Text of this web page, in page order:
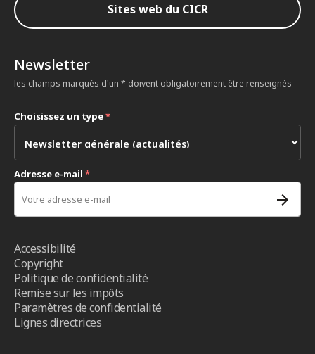
Sites web du CICR
Newsletter
les champs marqués d'un * doivent obligatoirement être renseignés
Choisissez un type*
Adresse e-mail *
Accessibilité
Copyright
Politique de confidentialité
Remise sur les impôts
Paramètres de confidentialité
Lignes directrices